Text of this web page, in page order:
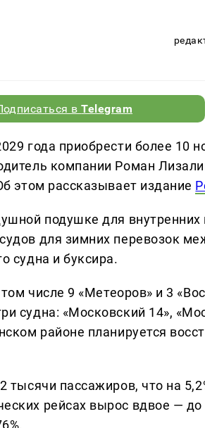
вTelegram
года приобрести более 10
компании Роман
этом рассказывает издание
подушке для
для зимних перевозок
судна и буксира.
числе 9 «Метеоров» и 3
судна: «Московский 14»,
районе планируется
тысячи пассажиров, что на
рейсах вырос вдвое —